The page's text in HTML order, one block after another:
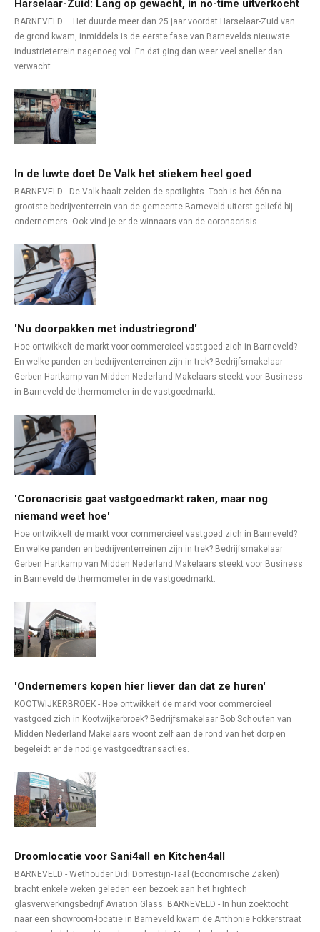
Harselaar-Zuid: Lang op gewacht, in no-time uitverkocht
BARNEVELD – Het duurde meer dan 25 jaar voordat Harselaar-Zuid van
de grond kwam, inmiddels is de eerste fase van Barnevelds nieuwste
industrieterrein nagenoeg vol. En dat ging dan weer veel sneller dan
verwacht.
In de luwte doet De Valk het stiekem heel goed
BARNEVELD - De Valk haalt zelden de spotlights. Toch is het één na
grootste bedrijventerrein van de gemeente Barneveld uiterst geliefd bij
ondernemers. Ook vind je er de winnaars van de coronacrisis.
'Nu doorpakken met industriegrond'
Hoe ontwikkelt de markt voor commercieel vastgoed zich in Barneveld?
En welke panden en bedrijventerreinen zijn in trek? Bedrijfsmakelaar
Gerben Hartkamp van Midden Nederland Makelaars steekt voor Business
in Barneveld de thermometer in de vastgoedmarkt.
'Coronacrisis gaat vastgoedmarkt raken, maar nog
niemand weet hoe'
Hoe ontwikkelt de markt voor commercieel vastgoed zich in Barneveld?
En welke panden en bedrijventerreinen zijn in trek? Bedrijfsmakelaar
Gerben Hartkamp van Midden Nederland Makelaars steekt voor Business
in Barneveld de thermometer in de vastgoedmarkt.
'Ondernemers kopen hier liever dan dat ze huren'
KOOTWIJKERBROEK - Hoe ontwikkelt de markt voor commercieel
vastgoed zich in Kootwijkerbroek? Bedrijfsmakelaar Bob Schouten van
Midden Nederland Makelaars woont zelf aan de rond van het dorp en
begeleidt er de nodige vastgoedtransacties.
Droomlocatie voor Sani4all en Kitchen4all
BARNEVELD - Wethouder Didi Dorrestijn-Taal (Economische Zaken)
bracht enkele weken geleden een bezoek aan het hightech
glasverwerkingsbedrijf Aviation Glass. BARNEVELD - In hun zoektocht
naar een showroom-locatie in Barneveld kwam de Anthonie Fokkerstraat